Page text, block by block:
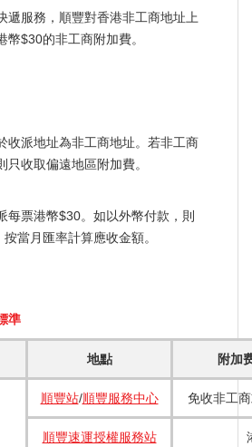
遞服務，順豐對香港非工商地址上
幣$30的非工商附加費。
收派地址為非工商地址。若非工商
只收取偏遠地區附加費。
每票港幣$30。如以外幣付款，則
當月匯率計算應收金額。
準
地點 附加
順豐站/順豐服務中心 免收非工
順豐速運授權服務站